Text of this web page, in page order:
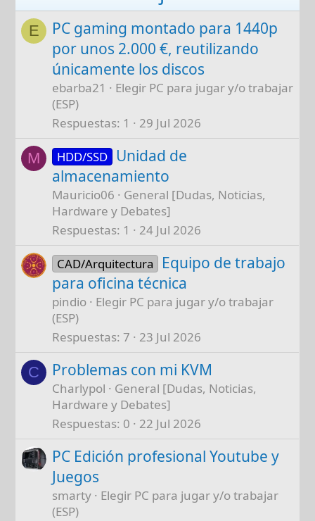
E
PC gaming montado para 1440p
por unos 2.000 €, reutilizando
únicamente los discos
ebarba21
Elegir PC para jugar y/o trabajar
(ESP)
Respuestas 1 29 Jul 2026
M HDD/SSD Unidad de
almacenamiento
Mauricio06
General [Dudas, Noticias,
Hardware y Debates]
Respuestas 1 24 Jul 2026
CAD/Arquitectura
Equipo de trabajo
para oficina técnica
pindio
Elegir PC para jugar y/o trabajar
(ESP)
Respuestas 7 23 Jul 2026
C Problemas con mi KVM
Charlypol
General [Dudas, Noticias,
Hardware y Debates]
Respuestas 0 22 Jul 2026
PC Edición profesional Youtube y
Juegos
smarty
Elegir PC para jugar y/o trabajar
(ESP)